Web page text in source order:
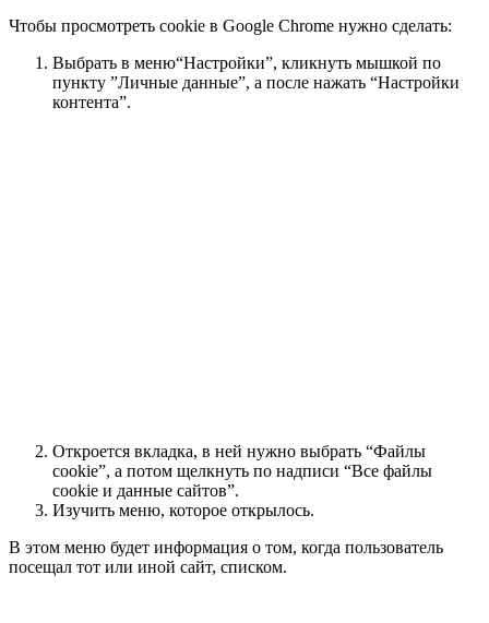
Чтобы просмотреть cookie в Google Chrome нужно сделать:
Выбрать в меню“Настройки”, кликнуть мышкой по
пункту ”Личные данные”, а после нажать “Настройки
контента”.
Откроется вкладка, в ней нужно выбрать “Файлы
cookie”, а потом щелкнуть по надписи “Все файлы
cookie и данные сайтов”.
Изучить меню, которое открылось.
В этом меню будет информация о том, когда пользователь
посещал тот или иной сайт, списком.